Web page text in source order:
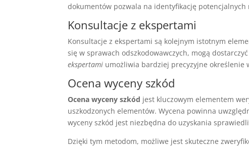
dokumentów pozwala na identyfikację
Konsultacje z ekspertami
Konsultacje z ekspertami są kolejnym istotnym
się w sprawach odszkodowawczych, mogą
ekspertami umożliwia bardziej precyzyjne określenie
Ocena wyceny szkód
Ocena wyceny szkód jest kluczowym elementem
uszkodzonych elementów. Wycena powinna
wyceny szkód jest niezbędna do uzyskania
Dzięki tym metodom, możliwe jest skuteczne